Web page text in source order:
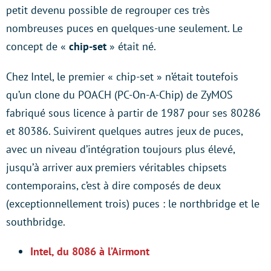
petit devenu possible de regrouper ces très
nombreuses puces en quelques-une seulement. Le
concept de « chip-set » était né.
Chez Intel, le premier « chip-set » n’était toutefois
qu’un clone du POACH (PC-On-A-Chip) de ZyMOS
fabriqué sous licence à partir de 1987 pour ses 80286
et 80386. Suivirent quelques autres jeux de puces,
avec un niveau d’intégration toujours plus élevé,
jusqu’à arriver aux premiers véritables chipsets
contemporains, c’est à dire composés de deux
(exceptionnellement trois) puces : le northbridge et le
southbridge.
Intel, du 8086 à l’Airmont